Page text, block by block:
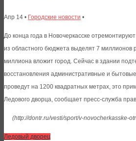
Апр 14 • Городские новости •
До конца года в Новочеркасске
из областного бюджета выделят 7 миллионов
миллиона вложит город. Сейчас в здании
восстановления административные и
проведут на 1200 квадратных метрах, это
Ледового дворца, сообщает пресс-служба
(http://dontr.ru/vesti/sport/v-novocherkasske-
Ледовый дворец